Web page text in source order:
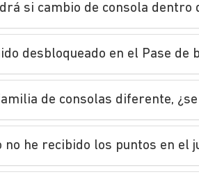
si cambio de consola
desbloqueado en el Pase
de consolas diferente,
he recibido los puntos en el